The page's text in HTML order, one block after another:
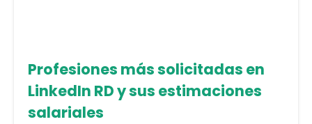
Profesiones más solicitadas en
LinkedIn RD y sus estimaciones
salariales